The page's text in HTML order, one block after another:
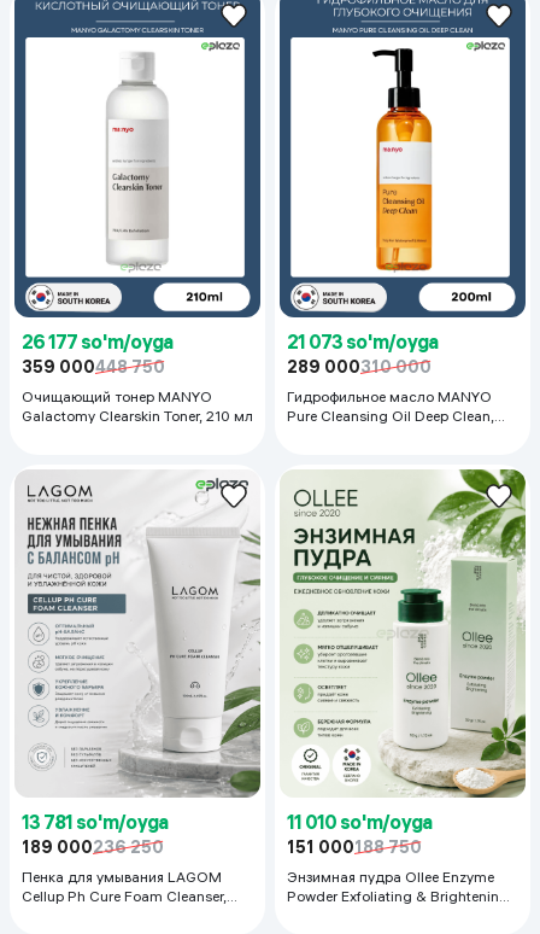
26 177 so'm/oyga
359 000448 750
Очищающий тонер MANYO
Galactomy Clearskin Toner, 210 мл
21 073 so'm/oyga
289 000310 000
Гидрофильное масло MANYO
Pure Cleansing Oil Deep Clean,
13 781 so'm/oyga
189 000236 250
Пенка для умывания LAGOM
Cellup Ph Cure Foam Cleanser,
11 010 so'm/oyga
151 000188 750
Энзимная пудра Ollee Enzyme
Powder Exfoliating & Brightening,